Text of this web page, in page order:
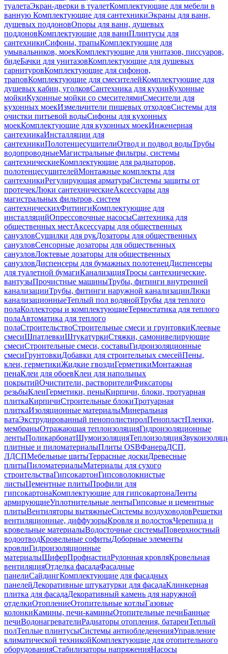
туалетаЭкран-дверки в туалетКомплектующие для мебели в
ванную Комплектующие для сантехникиЭкраны для ванн,
душевых поддоновОпоры для ванн, душевых
поддоновКомплектующие для ваннПлинтусы для
сантехникиСифоны, трапыКомплектующие для
умывальников, моекКомплектующие для унитазов, писсуаров,
бидеБачки для унитазовКомплектующие для душевых
гарнитуровКомплектующие для сифонов,
траповКомплектующие для смесителейКомплектующие для
душевых кабин, уголковСантехника для кухниКухонные
мойкиКухонные мойки со смесителямиСмесители для
кухонных моекИзмельчители пищевых отходовСистемы для
очистки питьевой водыСифоны для кухонных
моекКомплектующие для кухонных моекИнженерная
сантехникаИнсталляции для
сантехникиПолотенцесушителиОтвод и подвод водыТрубы
водопроводныеМагистральные фильтры, системы
сантехническиеКомплектующие для радиаторов,
полотенцесушителейМонтажные комплекты для
сантехникиРегулирующая арматураСистемы защиты от
протечекЛюки сантехническиеАксессуары для
магистральных фильтров, систем
сантехническихФитингиКомплектующие для
инсталляцийОпрессовочные насосыСантехника для
общественных местАксессуары для общественных
санузловСушилки для рукДозаторы для общественных
санузловСенсорные дозаторы для общественных
санузловЛоктевые дозаторы для общественных
санузловДиспенсеры для бумажных полотенецДиспенсеры
для туалетной бумагиКанализацияТросы сантехнические,
вантузыПрочистные машиныТрубы, фитинги внутренней
канализацииТрубы, фитинги наружной канализацииЛюки
канализационныеТеплый пол водянойТрубы для теплого
полаКоллекторы и комплектующиеТермостатика для теплого
полаАвтоматика для теплого
полаСтроительствоСтроительные смеси и грунтовкиКлеевые
смесиШпатлевкиШтукатуркиСтяжки, самонивелирующие
смесиСтроительные смеси, составыГидроизоляционные
смесиГрунтовкиДобавки для строительных смесейПены,
клеи, герметикиЖидкие гвоздиГерметикиМонтажная
пенаКлеи для обоевКлеи для напольных
покрытийОчистители, растворителиФиксаторы
резьбыКлеиГерметики, пеныКирпичи, блоки, тротуарная
плиткаКирпичиСтроительные блокиТротуарная
плиткаИзоляционные материалыМинеральная
ватаЭкструдированный пенополистиролПенопластПленки,
мембраныОтражающая теплоизоляцияГидроизоляционные
лентыПоликарбонатШумоизоляцияТеплоизоляция
плитные и пиломатериалыПлиты OSBФанераДСП,
ЛДСПМебельные щитыТеррасные доскиДревесные
плитыПиломатериалыМатериалы для сухого
строительстваГипсокартонГипсоволокнистые
листыЦементные плитыПрофили для
гипсокартонаКомплектующие для гипсокартонаЛенты
армирующиеУплотнительные лентыГипсовые и цементные
плитыВентиляторы вытяжныеСистемы воздуховодовРешетки
вентиляционные, диффузорыКровля и водостокЧерепица и
кровельные материалыВодосточные системыПоверхностный
водоотводКровельные софитыДоборные элементы
кровлиГидроизоляционные
материалыШиферПрофнастилРулонная кровляКровельная
вентиляцияОтделка фасадаФасадные
панелиСайдингКомплектующие для фасадных
панелейДекоративные штукатурки для фасадаКлинкерная
плитка для фасадаДекоративный камень для наружной
отделкиОтоплениеОтопительные котлыГазовые
колонкиКамины, печи-каминыОтопительные печиБанные
печиВодонагревателиРадиаторы отопления, батареиТеплый
полТеплые плинтусыСистемы антиобледененияУправление
климатической техникойКомплектующие для отопительного
оборудованияСтабилизаторы напряженияНасосы